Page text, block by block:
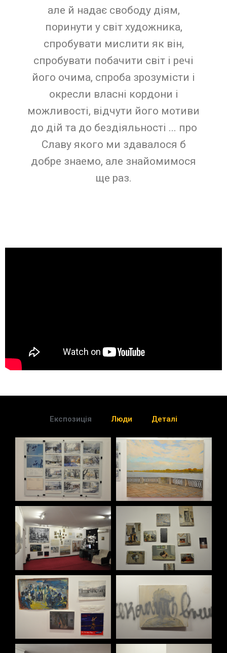
але й надає свободу діям,
поринути у світ художника,
спробувати мислити як він,
спробувати побачити світ і речі
його очима, спроба зрозумісти і
окресли власні кордони і
можливості, відчути його мотиви
до дій та до бездіяльності ... про
Славу якого ми здавалося б
добре знаемо, але знайомимося
ще раз.
Експозиція Люди Деталі